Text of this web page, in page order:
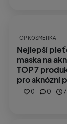
TOP KOSMETIKA
Nejlepší
maska na
TOP 7
pro aknózní
0 0